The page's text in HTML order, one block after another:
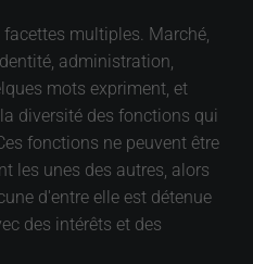
multiples. Marché,
administration,
mots expriment, et
diversité des fonctions qui
fonctions ne peuvent être
les unes des autres, alors
d'entre elle est détenue
des intérêts et des